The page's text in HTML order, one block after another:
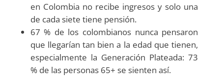
en Colombia no recibe ingresos y solo una
de cada siete tiene pensión.
67 % de los colombianos nunca pensaron
que llegarían tan bien a la edad que tienen,
especialmente la Generación Plateada: 73
% de las personas 65+ se sienten así.